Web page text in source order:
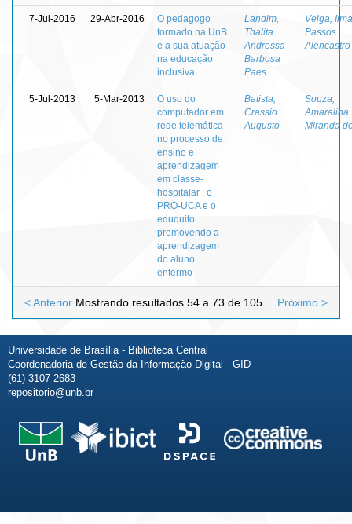
7-Jul-2016 29-Abr-2016
O pedagogo
formado na UnB
e a sua atuação
na educação
inclusiva
Landim,
Thalita
Andressa
Barbosa
Paes
Veiga, Ilma
Passos
Alencastro
5-Jul-2013 5-Mar-2013
O uso do
computador em
rede telemática
no processo de
ensino e
aprendizagem
em classe-
hospitalar : o
PRO-UCA e o
eduquito
promovendo a
aprendizagem
do aluno
enfermo
Batista,
Crassio
Augusto
Souza,
Amaralina
Miranda
Mostrando resultados 54 a 73 de 105
< Anterior Próximo >
Universidade de Brasília - Biblioteca Central
Coordenadoria de Gestão da Informação Digital - GID
(61) 3107-2683
repositorio@unb.br